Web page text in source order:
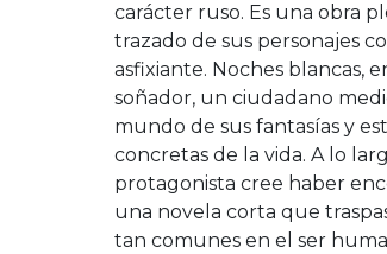
carácter ruso. Es una obra
trazado de sus personajes
asfixiante. Noches blancas,
soñador, un ciudadano
mundo de sus fantasías y
concretas de la vida. A lo
protagonista cree haber
una novela corta que
tan comunes en el ser